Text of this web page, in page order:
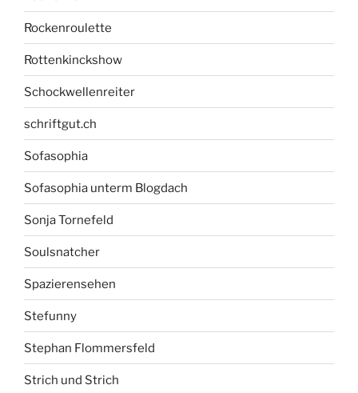
Rockenroulette
Rottenkinckshow
Schockwellenreiter
schriftgut.ch
Sofasophia
Sofasophia unterm Blogdach
Sonja Tornefeld
Soulsnatcher
Spazierensehen
Stefunny
Stephan Flommersfeld
Strich und Strich